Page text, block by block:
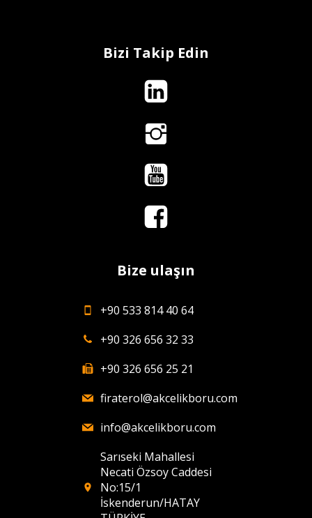
Bizi Takip Edin
Bize ulaşın
+90 533 814 40 64
+90 326 656 32 33
+90 326 656 25 21
firaterol@akcelikboru.com
info@akcelikboru.com
Sarıseki Mahallesi
Necati Özsoy Caddesi
No:15/1
İskenderun/HATAY